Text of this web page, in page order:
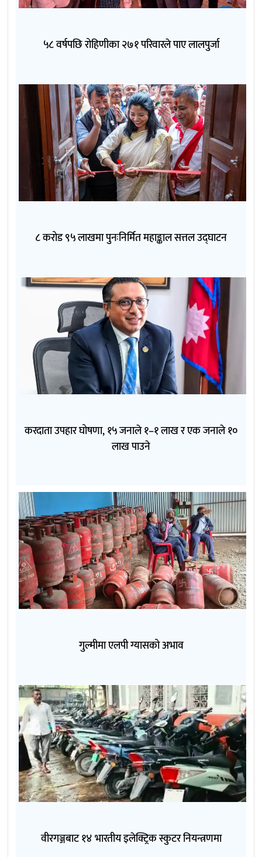
५८ वर्षपछि रोहिणीका २७१ परिवारले पाए लालपुर्जा
८ करोड ९५ लाखमा पुनःनिर्मित महाङ्काल सत्तल उद्घाटन
करदाता उपहार घोषणा, १५ जनाले १–१ लाख र एक जनाले १०
लाख पाउने
गुल्मीमा एलपी ग्यासको अभाव
वीरगञ्जबाट १४ भारतीय इलेक्ट्रिक स्कुटर नियन्त्रणमा